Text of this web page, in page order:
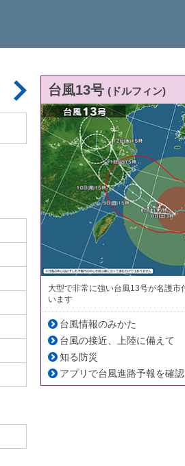
台風13号 (ドルフィン)
大型で非常に強い台風13号が名護市
います
台風情報のみかた
台風の接近、上陸に備えて
知る防災
アプリで台風進路予報を確認